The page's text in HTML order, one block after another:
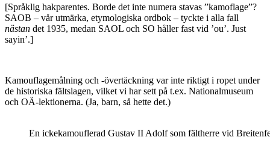
[Språklig hakparentes. Borde det inte numera stavas ”kamoflage”?
SAOB – vår utmärka, etymologiska ordbok – tyckte i alla fall
nästan det 1935, medan SAOL och SO håller fast vid ’ou’. Just
sayin’.]
Kamouflagemålning och -övertäckning var inte riktigt i ropet under
de historiska fältslagen, vilket vi har sett på t.ex. Nationalmuseum
och OÄ-lektionerna. (Ja, barn, så hette det.)
En ickekamouflerad Gustav II Adolf som fältherre vid